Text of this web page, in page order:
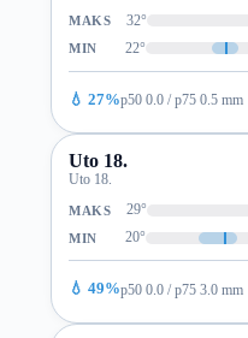
MAKS 32°
MIN 22°
💧 27%p50 0.0 / p75 0.5 mm
Uto 18.
Uto 18.
MAKS 29°
MIN 20°
💧 49%p50 0.0 / p75 3.0 mm